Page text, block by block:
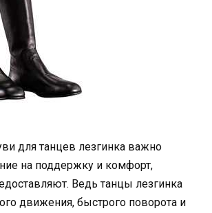
для танцев лезгинка важно
на поддержку и комфорт,
Ведь танцы лезгинка
движения, быстрого поворота и